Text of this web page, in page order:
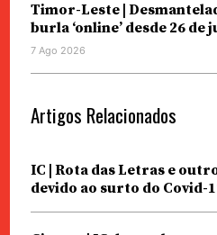
Timor-Leste |
burla ‘online’ desde 26 de
7 Ago 2026
Artigos Relacionados
IC | Rota das Letras e
devido ao surto do Covid-